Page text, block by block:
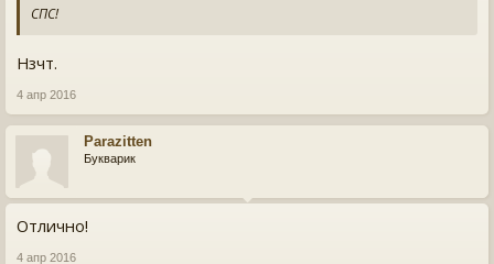
СПС!
Нзчт.
4 апр 2016
Parazitten
Букварик
Отлично!
4 апр 2016